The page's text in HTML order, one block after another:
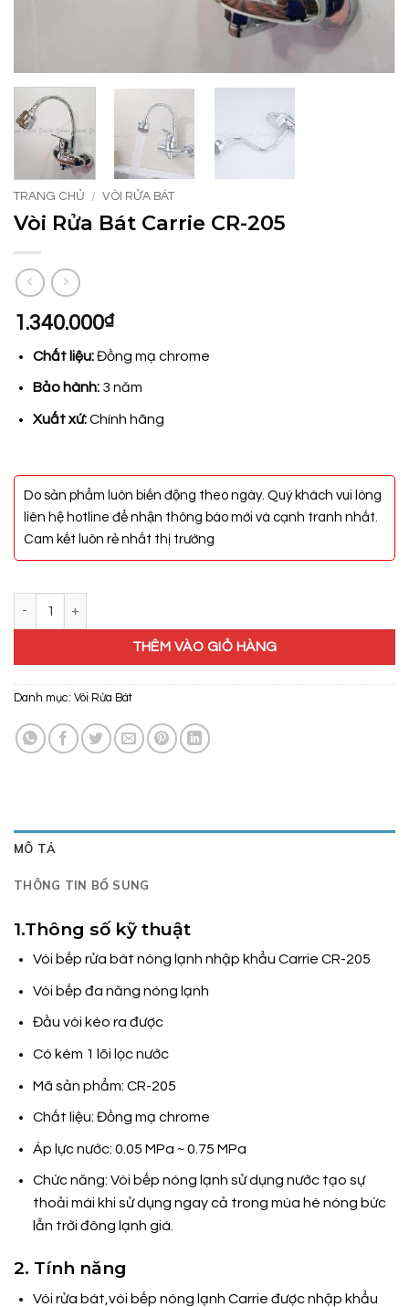
TRANG CHỦ / VÒI RỬA BÁT
Vòi Rửa Bát Carrie CR-205
1.340.000₫
Chất liệu:Đồng mạ chrome
Bảo hành: 3 năm
Xuất xứ:Chính hãng
Do sản phẩm luôn biến động theo ngày. Quý khách vui lòng
liên hệ hotline để nhận thông báo mới và cạnh tranh nhất.
Cam kết luôn rẻ nhất thị trường
THÊM VÀO GIỎ HÀNG
Danh mục: Vòi Rửa Bát
MÔ TẢ
THÔNG TIN BỔ SUNG
1.Thông số kỹ thuật
Vòi bếp rửa bát nóng lạnh nhập khẩu Carrie CR-205
Vòi bếp đa năng nóng lạnh
Đầu vòi kéo ra được
Có kèm 1 lõi lọc nước
Mã sản phẩm: CR-205
Chất liệu: Đồng mạ chrome
Áp lực nước: 0.05 MPa ~ 0.75 MPa
Chức năng: Vòi bếp nóng lạnh sử dụng nước tạo sự
thoải mái khi sử dụng ngay cả trong mùa hè nóng bức
lẫn trời đông lạnh giá.
2. Tính năng
Vòi rửa bát,vòi bếp nóng lạnh Carrie được nhập khẩu